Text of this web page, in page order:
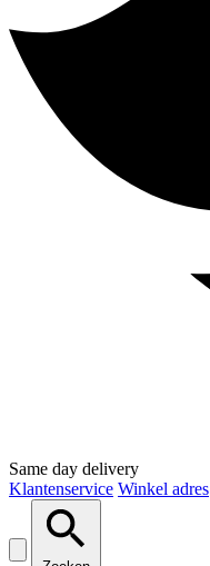
Same day delivery
Klantenservice Winkel adres